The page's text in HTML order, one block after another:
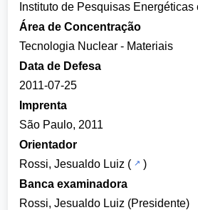
Instituto de Pesquisas
Área de Concentração
Tecnologia Nuclear - Materiais
Data de Defesa
2011-07-25
Imprenta
São Paulo, 2011
Orientador
Rossi, Jesualdo Luiz (
)
Banca examinadora
Rossi, Jesualdo Luiz (Presidente)